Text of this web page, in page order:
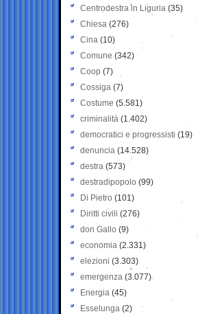
Centrodestra in Liguria (35)
Chiesa (276)
Cina (10)
Comune (342)
Coop (7)
Cossiga (7)
Costume (5.581)
criminalità (1.402)
democratici e progressisti (19)
denuncia (14.528)
destra (573)
destradipopolo (99)
Di Pietro (101)
Diritti civili (276)
don Gallo (9)
economia (2.331)
elezioni (3.303)
emergenza (3.077)
Energia (45)
Esselunga (2)